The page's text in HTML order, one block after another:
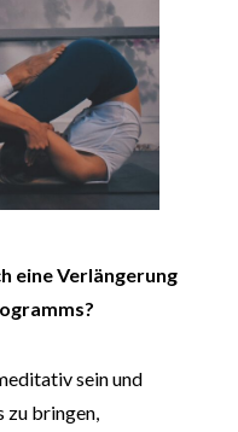
eine Verlängerung
sein und
zu bringen,